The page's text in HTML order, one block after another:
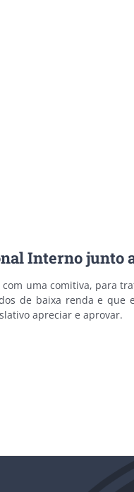
Interno junto
uma comitiva, para
de baixa renda e que
apreciar e aprovar.